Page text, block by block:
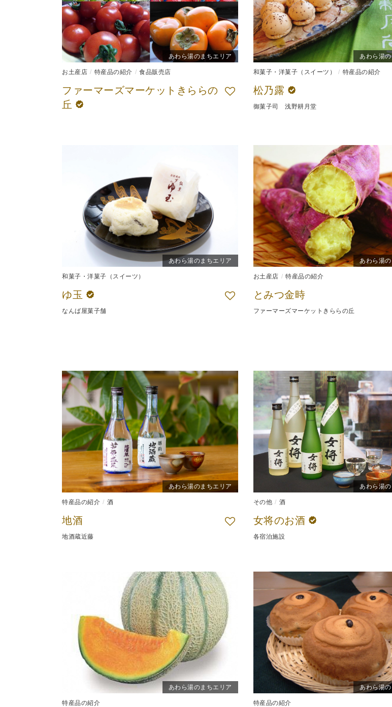
あわら湯のまちエリア
お土産店 特産品の紹介 食品販売店
ファーマーズマーケットきららの
丘
あわら湯
和菓子・洋菓子（スイーツ） 特産品の紹介
松乃露
御菓子司 浅野耕月堂
あわら湯のまちエリア
和菓子・洋菓子（スイーツ）
ゆ玉
なんば屋菓子舗
あわら湯
お土産店 特産品の紹介
とみつ金時
ファーマーズマーケットきららの丘
あわら湯のまちエリア
特産品の紹介 酒
地酒
地酒蔵近藤
あわら湯
その他 酒
女将のお酒
各宿泊施設
あわら湯のまちエリア
特産品の紹介
あわら湯
特産品の紹介